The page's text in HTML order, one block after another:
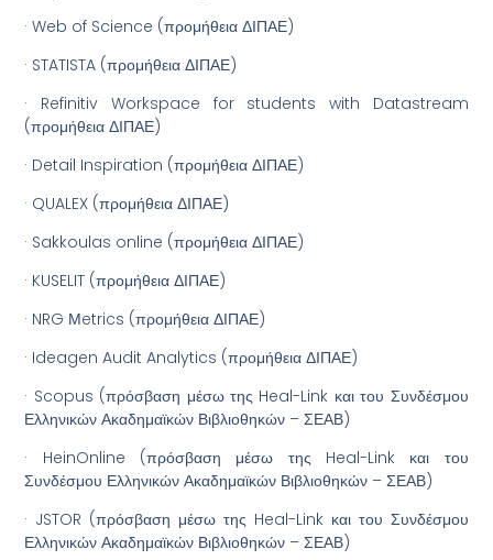
· Web of Science (προμήθεια ΔΙΠΑΕ)
· STATISTA (προμήθεια ΔΙΠΑΕ)
· Refinitiv Workspace for students with Datastream
(προμήθεια ΔΙΠΑΕ)
· Detail Inspiration (προμήθεια ΔΙΠΑΕ)
· QUALEX (προμήθεια ΔΙΠΑΕ)
· Sakkoulas online (προμήθεια ΔΙΠΑΕ)
· KUSELIT (προμήθεια ΔΙΠΑΕ)
· NRG Μetrics (προμήθεια ΔΙΠΑΕ)
· Ideagen Audit Analytics (προμήθεια ΔΙΠΑΕ)
· Scopus (πρόσβαση μέσω της Heal-Link και του Συνδέσμου
Ελληνικών Ακαδημαϊκών Βιβλιοθηκών – ΣΕΑΒ)
· HeinOnline (πρόσβαση μέσω της Heal-Link και του
Συνδέσμου Ελληνικών Ακαδημαϊκών Βιβλιοθηκών – ΣΕΑΒ)
· JSTOR (πρόσβαση μέσω της Heal-Link και του Συνδέσμου
Ελληνικών Ακαδημαϊκών Βιβλιοθηκών – ΣΕΑΒ)